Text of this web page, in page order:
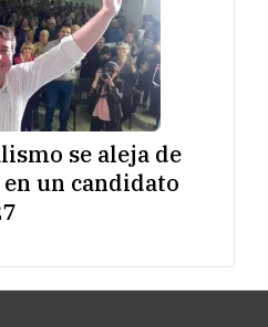
se aleja de
un candidato